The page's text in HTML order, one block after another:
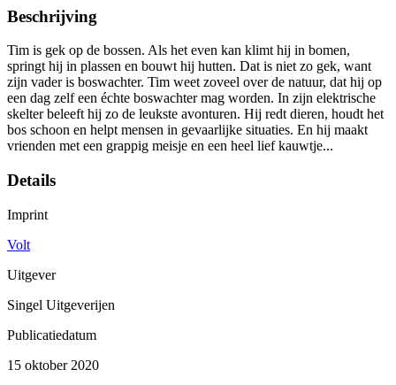
Beschrijving
Tim is gek op de bossen. Als het even kan klimt hij in bomen,
springt hij in plassen en bouwt hij hutten. Dat is niet zo gek, want
zijn vader is boswachter. Tim weet zoveel over de natuur, dat hij op
een dag zelf een échte boswachter mag worden. In zijn elektrische
skelter beleeft hij zo de leukste avonturen. Hij redt dieren, houdt het
bos schoon en helpt mensen in gevaarlijke situaties. En hij maakt
vrienden met een grappig meisje en een heel lief kauwtje...
Details
Imprint
Volt
Uitgever
Singel Uitgeverijen
Publicatiedatum
15 oktober 2020